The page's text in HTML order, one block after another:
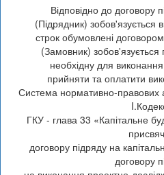
Відповідно до договору
(Підрядник) зобов'язується
строк обумовлені
(Замовник) зобов'язується
необхідну для
прийняти та оплатити
Система нормативно-правових
ГКУ - глава 33 «Капітальне
договору підряду на
договору